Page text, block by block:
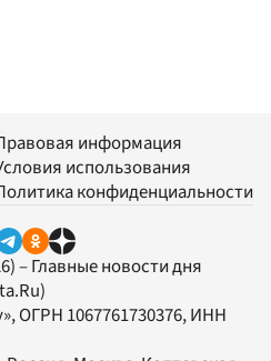
информация
использования
конфиденциальности
– Главные новости дня
, ОГРН 1067761730376, ИНН